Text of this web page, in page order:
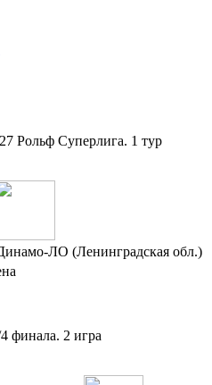
Рольф Суперлига. 1 тур
ЛО (Ленинградская обл.)
финала. 2 игра